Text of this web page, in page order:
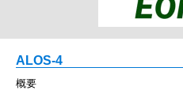
ALOS-4
概要